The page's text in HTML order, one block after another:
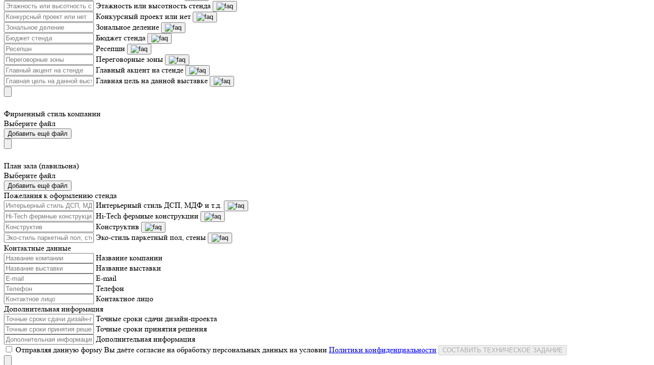
Этажность или высотность стенда
Конкурсный проект или нет
Зональное деление
Бюджет стенда
Ресепшн
Переговорные зоны
Главный акцент на стенде
Главная цель на данной выставке
Фирменный стиль компании
Выберите файл
Добавить ещё файл
План зала (павильона)
Выберите файл
Добавить ещё файл
Пожелания к оформлению стенда
Интерьерный стиль ДСП, МДФ и т.д.
Hi-Tech фермные конструкции
Конструктив
Эко-стиль паркетный пол, стены
Контактные данные
Название компании
Название выставки
E-mail
Телефон
Контактное лицо
Дополнительная информация
Точные сроки сдачи дизайн-проекта
Точные сроки принятия решения
Дополнительная информация
Отправляя данную форму Вы даёте согласие на обработку персональных данных на условии Политики конфиденциальности СОСТАВИТЬ ТЕХНИЧЕСКОЕ ЗАДАНИЕ